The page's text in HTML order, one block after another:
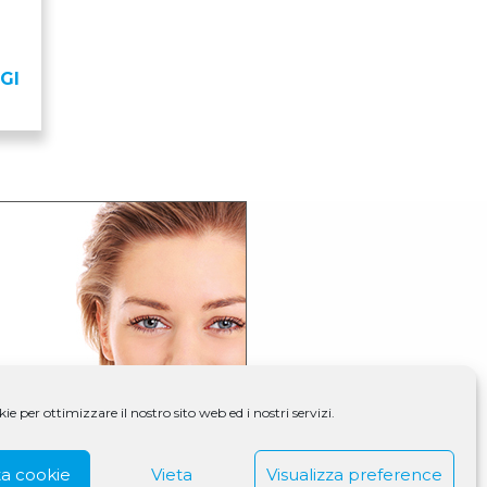
per ottimizzare il nostro sito web ed i nostri servizi.
cookie Vieta Visualizza preference